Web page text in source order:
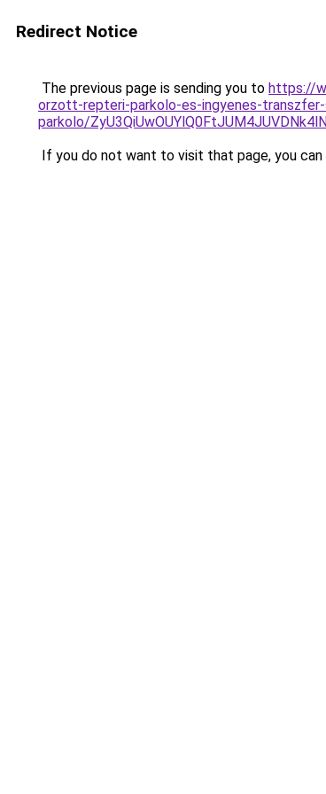
Redirect Notice
The previous page is sending you to https://
orzott-repteri-parkolo-es-ingyenes-
parkolo/
If you do not want to visit that page, you can